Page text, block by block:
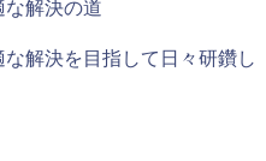
解決の道
解決を目指して日々研鑽し